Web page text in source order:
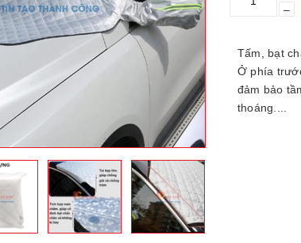
–
Tấm, bạt
Ở phía
đảm bảo
thoáng....